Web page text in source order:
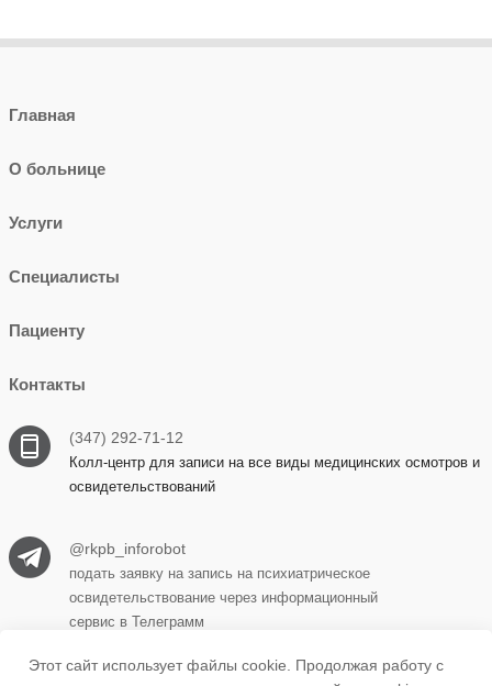
Главная
О больнице
Услуги
Специалисты
Пациенту
Контакты
(347) 292-71-12
Колл-центр для записи на все виды медицинских осмотров и
освидетельствований
@rkpb_inforobot
подать заявку на запись на психиатрическое
освидетельствование через информационный
сервис в Телеграмм
Этот сайт использует файлы cookie. Продолжая работу с